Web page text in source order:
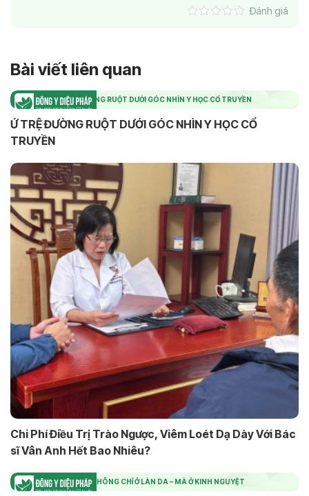
Đánh giá
Bài viết liên quan
Ứ TRỆ ĐƯỜNG RUỘT DƯỚI GÓC NHÌN Y HỌC CỔ TRUYỀN
Ứ TRỆ ĐƯỜNG RUỘT DƯỚI GÓC NHÌN Y HỌC CỔ
TRUYỀN
Chi Phí Điều Trị Trào Ngược, Viêm Loét Dạ Dày Với Bác
sĩ Vân Anh Hết Bao Nhiêu?
DA ĐẸP KHÔNG CHỈ Ở LÀN DA – MÀ Ở KINH NGUYỆT